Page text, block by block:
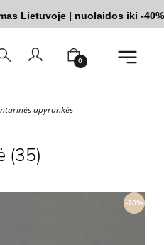
Lietuvoje| nuolaidos iki -40%
0
apyrankės
(35)
-20%